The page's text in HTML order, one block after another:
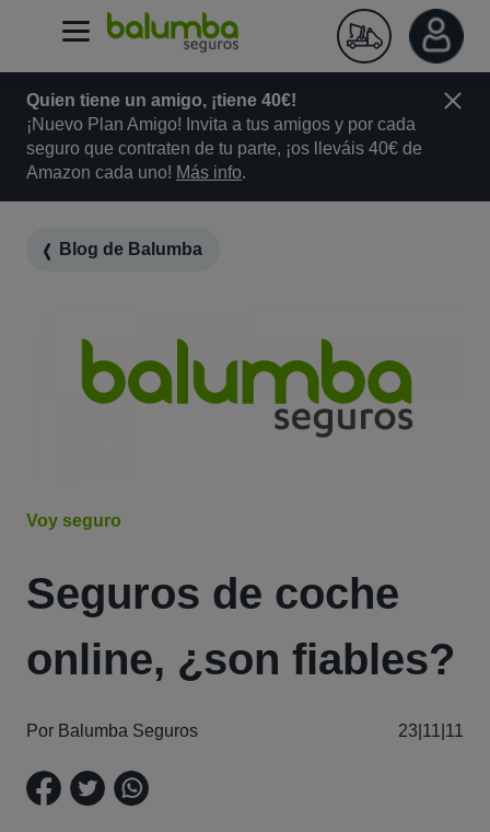
Quien tiene un amigo, ¡tiene 40€!
¡Nuevo Plan Amigo! Invita a tus amigos y por cada
seguro que contraten de tu parte, ¡os lleváis 40€ de
Amazon cada uno! Más info.
Blog de Balumba
Voy seguro
Seguros de coche
online, ¿son fiables?
Por Balumba Seguros 23|11|11